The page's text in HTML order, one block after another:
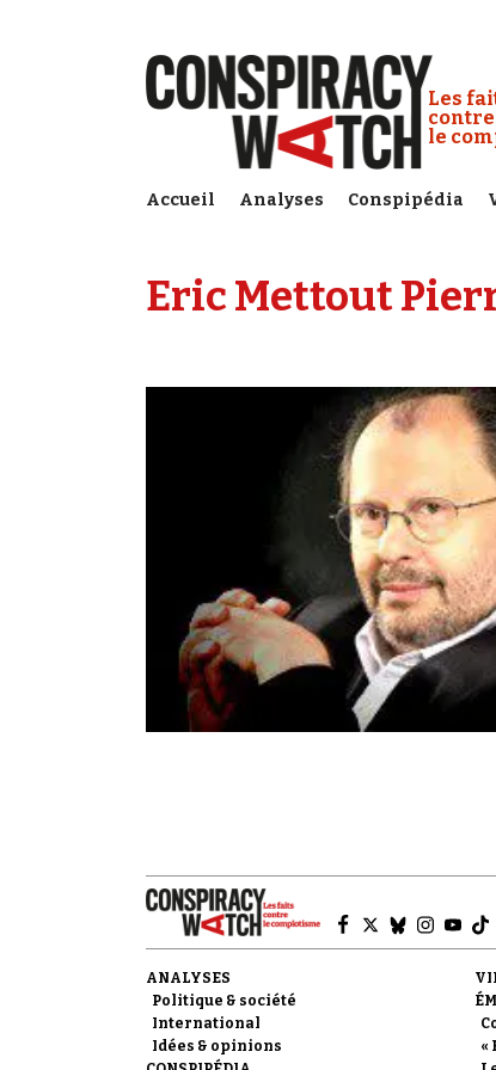
Les
contre
le
Accueil Analyses Conspipédia
Eric Mettout
ANALYSES
Politique & société
International
Idées & opinions
«